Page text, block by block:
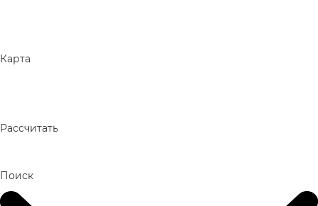
Карта
Рассчитать
Поиск